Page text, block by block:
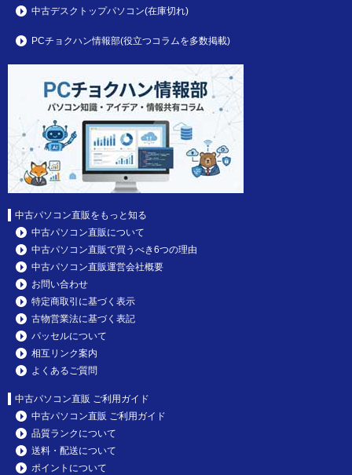
中古デスクトップパソコン(在庫切れ)
PCチョクハン情報部(役立つコラムを多数掲載)
中古パソコン直販をもっと知る
中古パソコン直販について
中古パソコン直販で買うべき6つの理由
中古パソコン直販運営会社概要
お問い合わせ
特定商取引に基づく表示
古物営業法に基づく表記
パッセルについて
相互リンク案内
よくあるご質問
中古パソコン直販 ご利用ガイド
中古パソコン直販 ご利用ガイド
品質ランクについて
送料・配送について
ポイントについて